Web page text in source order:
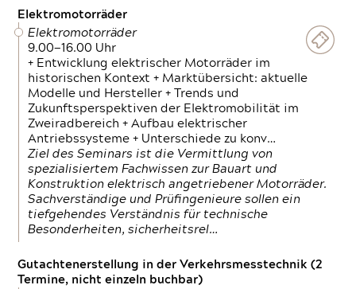
Elektromotorräder
Elektromotorräder
9.00—16.00 Uhr
+ Entwicklung elektrischer Motorräder im
historischen Kontext + Marktübersicht: aktuelle
Modelle und Hersteller + Trends und
Zukunftsperspektiven der Elektromobilität im
Zweiradbereich + Aufbau elektrischer
Antriebssysteme + Unterschiede zu konv…
Ziel des Seminars ist die Vermittlung von
spezialisiertem Fachwissen zur Bauart und
Konstruktion elektrisch angetriebener Motorräder.
Sachverständige und Prüfingenieure sollen ein
tiefgehendes Verständnis für technische
Besonderheiten, sicherheitsrel…
Gutachtenerstellung in der Verkehrsmesstechnik (2
Termine, nicht einzeln buchbar)